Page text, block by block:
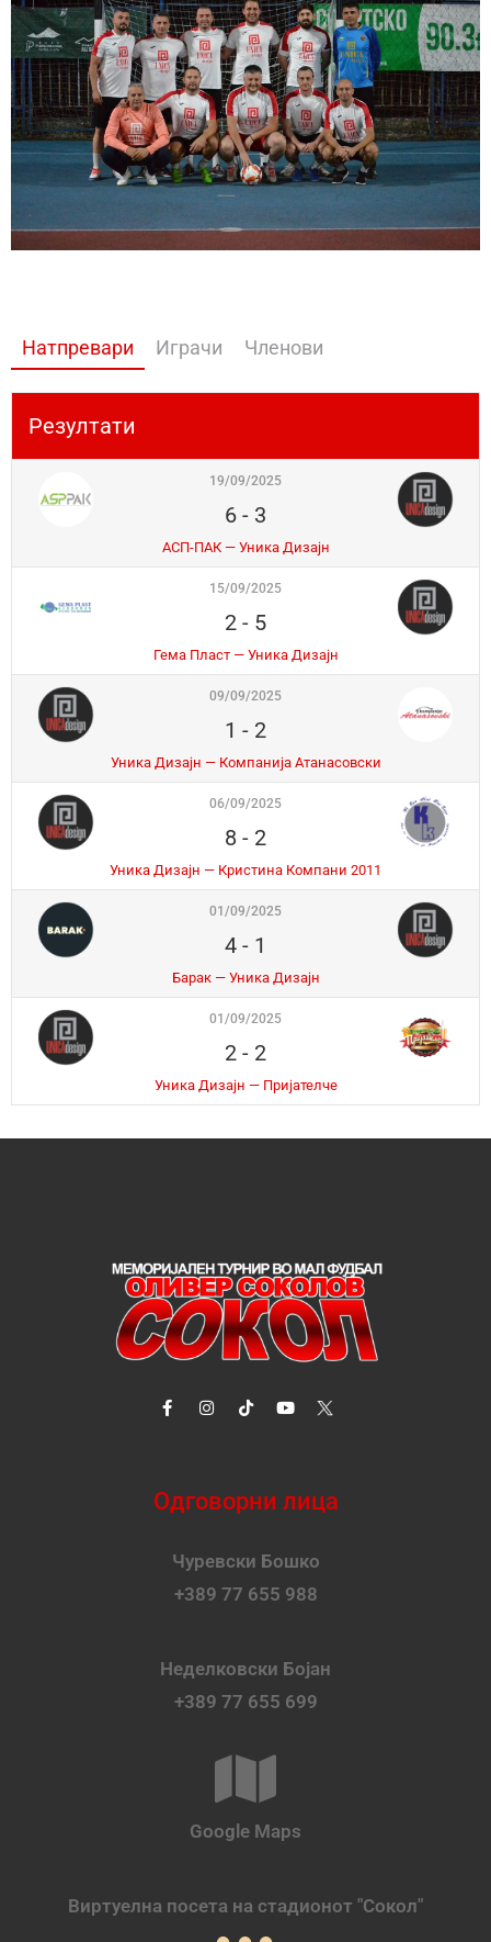
Натпревари Играчи Членови
Резултати
19/09/2025
6 - 3
АСП-ПАК — Уника Дизајн
15/09/2025
2 - 5
Гема Пласт — Уника Дизајн
09/09/2025
1 - 2
Уника Дизајн — Компанија Атанасовски
06/09/2025
8 - 2
Уника Дизајн — Кристина Компани 2011
01/09/2025
4 - 1
Барак — Уника Дизајн
01/09/2025
2 - 2
Уника Дизајн — Пријателче
Одговорни лица
Чуревски Бошко
+389 77 655 988
Неделковски Бојан
+389 77 655 699
Google Maps
Виртуелна посета на стадионот "Сокол"